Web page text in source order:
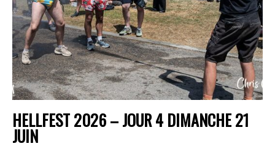
HELLFEST 2026 – JOUR 4 DIMANCHE 21
JUIN